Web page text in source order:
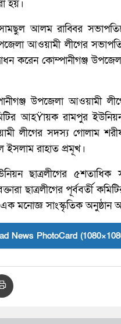
হয়।
আলম রাব্বির
আওয়ামী লীগের
করেন কোম্পানীগঞ্জ
উপজেলা আওয়ামী
আহŸায়ক রামপুর ইউনিয়ন
লীগের সদস্য গোলাম
রাহাত প্রমূখ।
ছাত্রলীগের
ছাত্রলীগের পূর্ববর্তী
মনোজ্ঞ সাংস্কৃতিক অনুষ্ঠান
News PhotoCard